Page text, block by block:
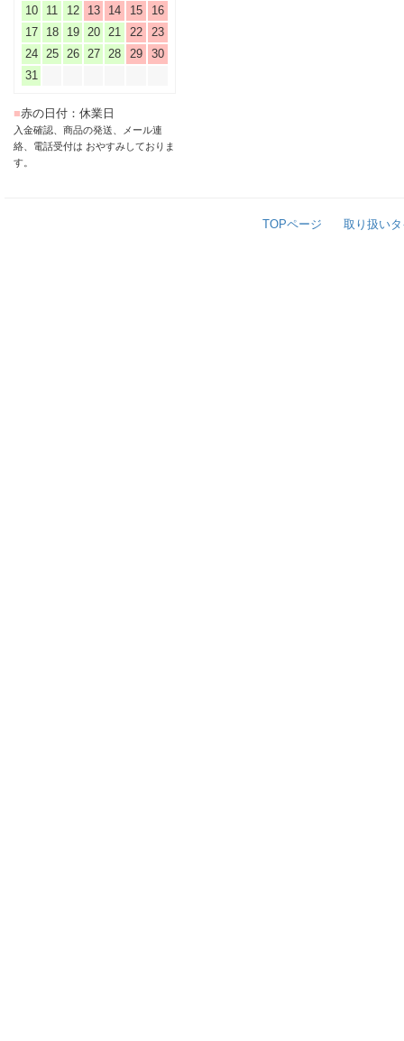
10
11 12 13 14 15
16
17
18 19 20 21 22
23
24
25 26 27 28 29
30
31
■赤の日付：休業日
入金確認、商品の発送、メール連
絡、電話受付は おやすみしておりま
す。
TOPページ 取り扱い